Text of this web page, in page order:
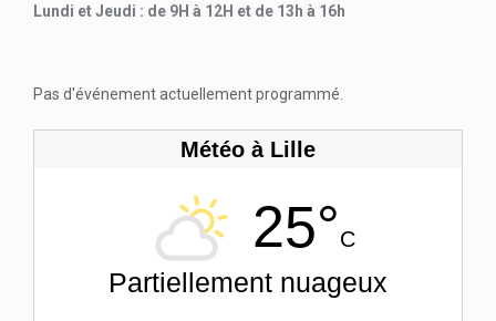
Lundi et Jeudi : de 9H à 12H et de 13h à 16h
Pas d'événement actuellement programmé.
Météo à Lille
25°C
Partiellement nuageux